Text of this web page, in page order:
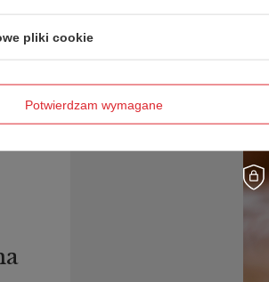
pliki cookie
Potwierdzam wymagane